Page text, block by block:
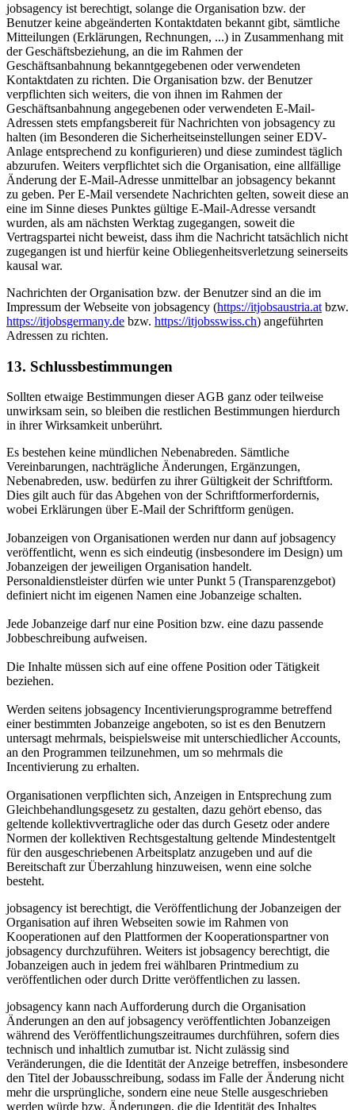
jobsagency ist berechtigt, solange die Organisation bzw. der
Benutzer keine abgeänderten Kontaktdaten bekannt gibt, sämtliche
Mitteilungen (Erklärungen, Rechnungen, ...) in Zusammenhang mit
der Geschäftsbeziehung, an die im Rahmen der
Geschäftsanbahnung bekanntgegebenen oder verwendeten
Kontaktdaten zu richten. Die Organisation bzw. der Benutzer
verpflichten sich weiters, die von ihnen im Rahmen der
Geschäftsanbahnung angegebenen oder verwendeten E-Mail-
Adressen stets empfangsbereit für Nachrichten von jobsagency zu
halten (im Besonderen die Sicherheitseinstellungen seiner EDV-
Anlage entsprechend zu konfigurieren) und diese zumindest täglich
abzurufen. Weiters verpflichtet sich die Organisation, eine allfällige
Änderung der E-Mail-Adresse unmittelbar an jobsagency bekannt
zu geben. Per E-Mail versendete Nachrichten gelten, soweit diese an
eine im Sinne dieses Punktes gültige E-Mail-Adresse versandt
wurden, als am nächsten Werktag zugegangen, soweit die
Vertragspartei nicht beweist, dass ihm die Nachricht tatsächlich nicht
zugegangen ist und hierfür keine Obliegenheitsverletzung seinerseits
kausal war.
Nachrichten der Organisation bzw. der Benutzer sind an die im
Impressum der Webseite von jobsagency (https://itjobsaustria.at bzw.
https://itjobsgermany.de bzw. https://itjobsswiss.ch) angeführten
Adressen zu richten.
13. Schlussbestimmungen
Sollten etwaige Bestimmungen dieser AGB ganz oder teilweise
unwirksam sein, so bleiben die restlichen Bestimmungen hierdurch
in ihrer Wirksamkeit unberührt.
Es bestehen keine mündlichen Nebenabreden. Sämtliche
Vereinbarungen, nachträgliche Änderungen, Ergänzungen,
Nebenabreden, usw. bedürfen zu ihrer Gültigkeit der Schriftform.
Dies gilt auch für das Abgehen von der Schriftformerfordernis,
wobei Erklärungen über E-Mail der Schriftform genügen.
Jobanzeigen von Organisationen werden nur dann auf jobsagency
veröffentlicht, wenn es sich eindeutig (insbesondere im Design) um
Jobanzeigen der jeweiligen Organisation handelt.
Personaldienstleister dürfen wie unter Punkt 5 (Transparenzgebot)
definiert nicht im eigenen Namen eine Jobanzeige schalten.
Jede Jobanzeige darf nur eine Position bzw. eine dazu passende
Jobbeschreibung aufweisen.
Die Inhalte müssen sich auf eine offene Position oder Tätigkeit
beziehen.
Werden seitens jobsagency Incentivierungsprogramme betreffend
einer bestimmten Jobanzeige angeboten, so ist es den Benutzern
untersagt mehrmals, beispielsweise mit unterschiedlicher Accounts,
an den Programmen teilzunehmen, um so mehrmals die
Incentivierung zu erhalten.
Organisationen verpflichten sich, Anzeigen in Entsprechung zum
Gleichbehandlungsgesetz zu gestalten, dazu gehört ebenso, das
geltende kollektivvertragliche oder das durch Gesetz oder andere
Normen der kollektiven Rechtsgestaltung geltende Mindestentgelt
für den ausgeschriebenen Arbeitsplatz anzugeben und auf die
Bereitschaft zur Überzahlung hinzuweisen, wenn eine solche
besteht.
jobsagency ist berechtigt, die Veröffentlichung der Jobanzeigen der
Organisation auf ihren Webseiten sowie im Rahmen von
Kooperationen auf den Plattformen der Kooperationspartner von
jobsagency durchzuführen. Weiters ist jobsagency berechtigt, die
Jobanzeigen auch in jedem frei wählbaren Printmedium zu
veröffentlichen oder durch Dritte veröffentlichen zu lassen.
jobsagency kann nach Aufforderung durch die Organisation
Änderungen an den auf jobsagency veröffentlichten Jobanzeigen
während des Veröffentlichungszeitraumes durchführen, sofern dies
technisch und inhaltlich zumutbar ist. Nicht zulässig sind
Veränderungen, die die Identität der Anzeige betreffen, insbesondere
den Titel der Jobausschreibung, sodass im Falle der Änderung nicht
mehr die ursprüngliche, sondern eine neue Stelle ausgeschrieben
werden würde bzw. Änderungen, die die Identität des Inhaltes